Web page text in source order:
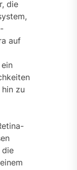
die
auf
zu
die